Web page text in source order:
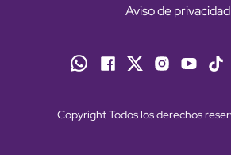
Aviso de privacidad
Copyright Todos los derechos